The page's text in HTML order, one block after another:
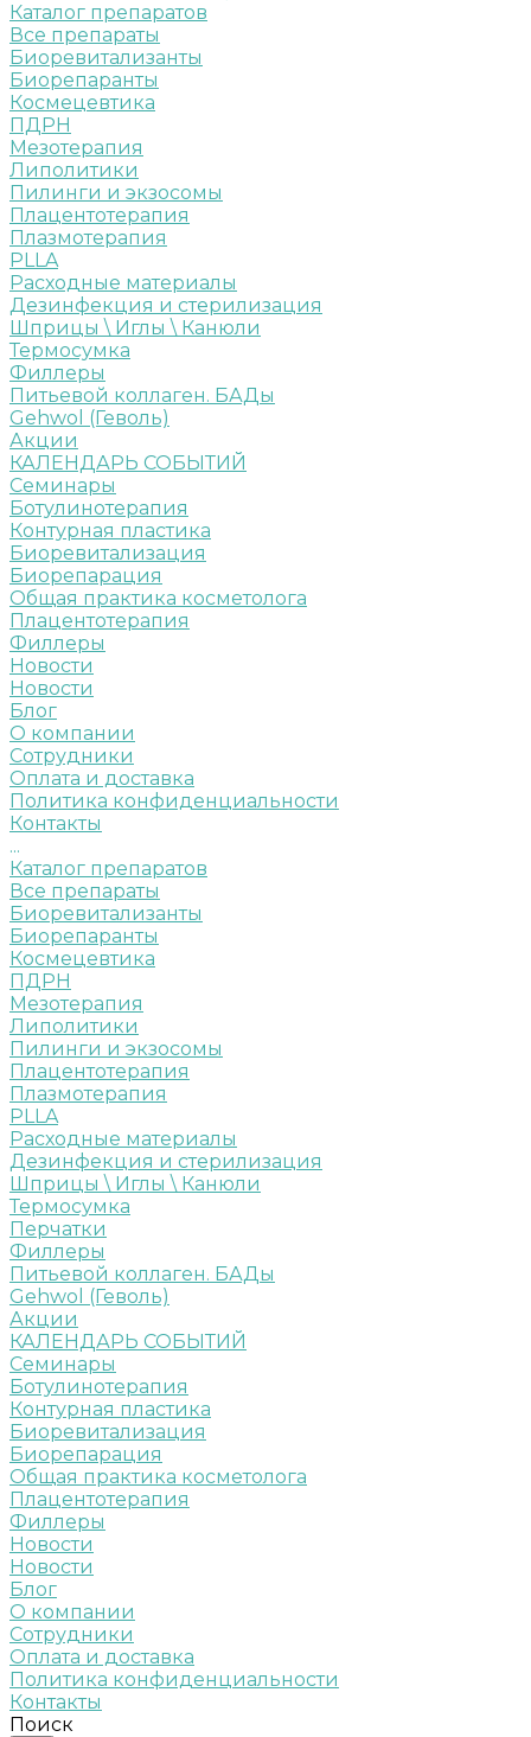
Каталог препаратов
Все препараты
Биоревитализанты
Биорепаранты
Космецевтика
ПДРН
Мезотерапия
Липолитики
Пилинги и экзосомы
Плацентотерапия
Плазмотерапия
PLLA
Расходные материалы
Дезинфекция и стерилизация
Шприцы \ Иглы \ Канюли
Термосумка
Филлеры
Питьевой коллаген. БАДы
Gehwol (Геволь)
Акции
КАЛЕНДАРЬ СОБЫТИЙ
Семинары
Ботулинотерапия
Контурная пластика
Биоревитализация
Биорепарация
Общая практика косметолога
Плацентотерапия
Филлеры
Новости
Новости
Блог
О компании
Сотрудники
Оплата и доставка
Политика конфиденциальности
Контакты
...
Каталог препаратов
Все препараты
Биоревитализанты
Биорепаранты
Космецевтика
ПДРН
Мезотерапия
Липолитики
Пилинги и экзосомы
Плацентотерапия
Плазмотерапия
PLLA
Расходные материалы
Дезинфекция и стерилизация
Шприцы \ Иглы \ Канюли
Термосумка
Перчатки
Филлеры
Питьевой коллаген. БАДы
Gehwol (Геволь)
Акции
КАЛЕНДАРЬ СОБЫТИЙ
Семинары
Ботулинотерапия
Контурная пластика
Биоревитализация
Биорепарация
Общая практика косметолога
Плацентотерапия
Филлеры
Новости
Новости
Блог
О компании
Сотрудники
Оплата и доставка
Политика конфиденциальности
Контакты
Поиск